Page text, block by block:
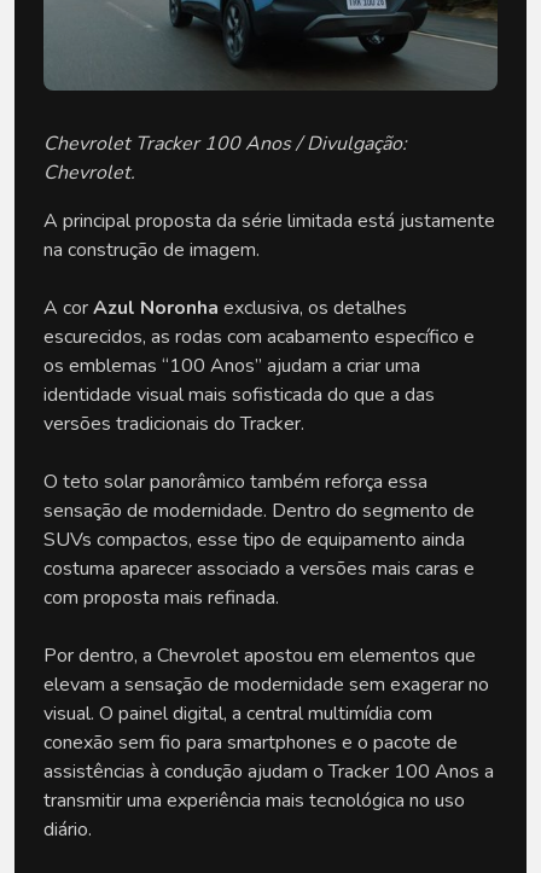
Chevrolet Tracker 100 Anos / Divulgação:
Chevrolet.
A principal proposta da série limitada está justamente
na construção de imagem.
A cor Azul Noronha exclusiva, os detalhes
escurecidos, as rodas com acabamento específico e
os emblemas “100 Anos” ajudam a criar uma
identidade visual mais sofisticada do que a das
versões tradicionais do Tracker.
O teto solar panorâmico também reforça essa
sensação de modernidade. Dentro do segmento de
SUVs compactos, esse tipo de equipamento ainda
costuma aparecer associado a versões mais caras e
com proposta mais refinada.
Por dentro, a Chevrolet apostou em elementos que
elevam a sensação de modernidade sem exagerar no
visual. O painel digital, a central multimídia com
conexão sem fio para smartphones e o pacote de
assistências à condução ajudam o Tracker 100 Anos a
transmitir uma experiência mais tecnológica no uso
diário.